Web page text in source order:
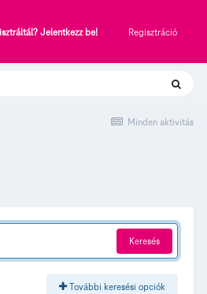
Jelentkezz be! Regisztráció
Minden aktivitás
Keresés
További keresési opciók